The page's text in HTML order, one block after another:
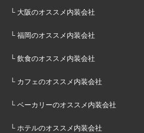
└ 大阪のオススメ内装会社
└ 福岡のオススメ内装会社
└ 飲食のオススメ内装会社
└ カフェのオススメ内装会社
└ ベーカリーのオススメ内装会社
└ ホテルのオススメ内装会社